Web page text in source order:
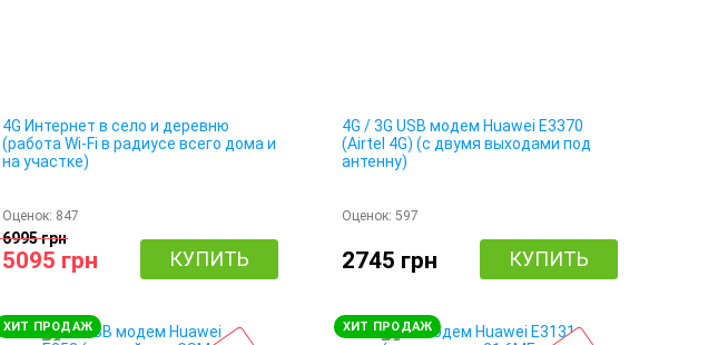
4G Интернет в село и деревню
(работа Wi-Fi в радиусе всего дома и
на участке)
Оценок: 847
6995 грн
5095 грн КУПИТЬ
4G / 3G USB модем Huawei E3370
(Airtel 4G) (с двумя выходами под
антенну)
Оценок: 597
2745 грн КУПИТЬ
ХИТ ПРОДАЖ ХИТ ПРОДАЖ